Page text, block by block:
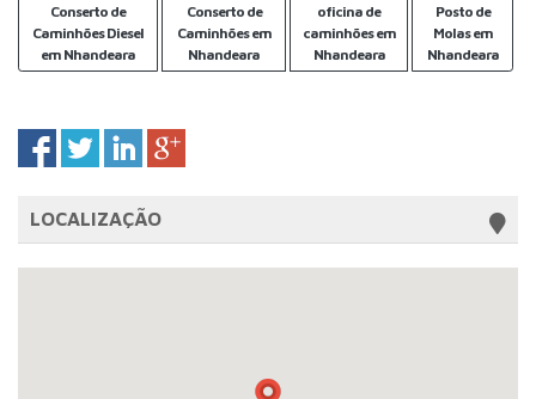
Conserto de
Caminhões Diesel
em Nhandeara
Conserto de
Caminhões em
Nhandeara
oficina de
caminhões em
Nhandeara
Posto de
Molas em
Nhandeara
LOCALIZAÇÃO